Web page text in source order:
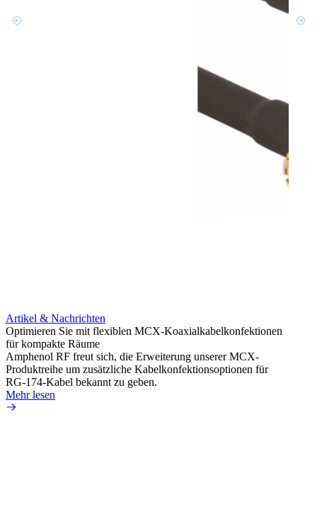
Artikel & Nachrichten
Optimieren Sie mit flexiblen MCX-Koaxialkabelkonfektionen
für kompakte Räume
Amphenol RF freut sich, die Erweiterung unserer MCX-
Produktreihe um zusätzliche Kabelkonfektionsoptionen für
RG-174-Kabel bekannt zu geben.
Mehr lesen